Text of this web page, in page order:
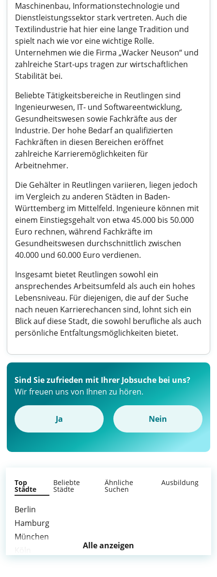
Maschinenbau, Informationstechnologie und
Dienstleistungssektor stark vertreten. Auch die
Textilindustrie hat hier eine lange Tradition und
spielt nach wie vor eine wichtige Rolle.
Unternehmen wie die Firma „Wacker Neuson“ und
zahlreiche Start-ups tragen zur wirtschaftlichen
Stabilität bei.
Beliebte Tätigkeitsbereiche in Reutlingen sind
Ingenieurwesen, IT- und Softwareentwicklung,
Gesundheitswesen sowie Fachkräfte aus der
Industrie. Der hohe Bedarf an qualifizierten
Fachkräften in diesen Bereichen eröffnet
zahlreiche Karrieremöglichkeiten für
Arbeitnehmer.
Die Gehälter in Reutlingen variieren, liegen jedoch
im Vergleich zu anderen Städten in Baden-
Württemberg im Mittelfeld. Ingenieure können mit
einem Einstiegsgehalt von etwa 45.000 bis 50.000
Euro rechnen, während Fachkräfte im
Gesundheitswesen durchschnittlich zwischen
40.000 und 60.000 Euro verdienen.
Insgesamt bietet Reutlingen sowohl ein
ansprechendes Arbeitsumfeld als auch ein hohes
Lebensniveau. Für diejenigen, die auf der Suche
nach neuen Karrierechancen sind, lohnt sich ein
Blick auf diese Stadt, die sowohl berufliche als auch
persönliche Entfaltungsmöglichkeiten bietet.
Sind Sie zufrieden mit Ihrer Jobsuche bei uns?
Wir freuen uns von Ihnen zu hören.
Ja Nein
Top
Städte
Beliebte
Städte
Ähnliche
Suchen
Ausbildung
Berlin
Hamburg
München
Alle anzeigen